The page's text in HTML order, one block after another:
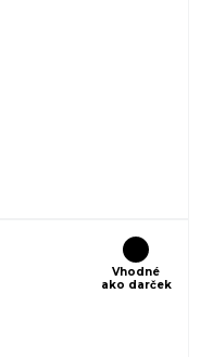
Vhodné
ako darček